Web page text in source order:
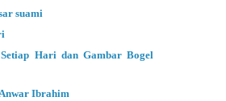
suami
Hari dan Gambar Bogel
Ibrahim